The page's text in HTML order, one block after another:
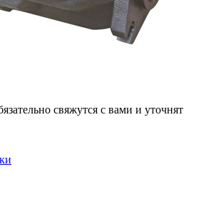
свяжутся с вами и уточнят